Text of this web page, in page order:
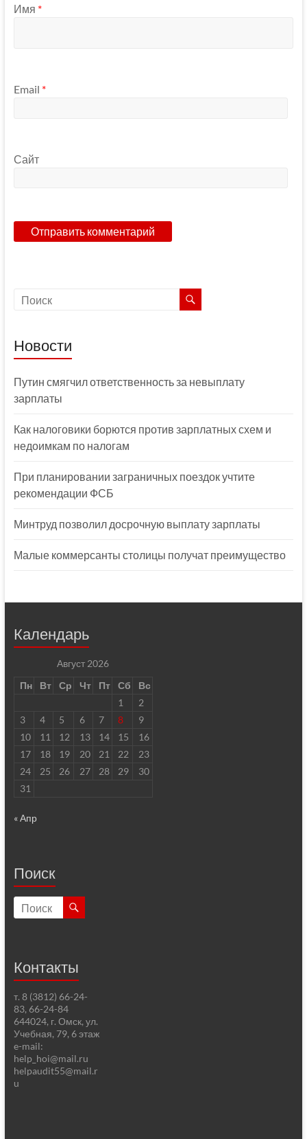
Имя *
Email *
Сайт
Новости
Путин смягчил ответственность за невыплату
зарплаты
Как налоговики борются против зарплатных схем и
недоимкам по налогам
При планировании заграничных поездок учтите
рекомендации ФСБ
Минтруд позволил досрочную выплату зарплаты
Малые коммерсанты столицы получат преимущество
Календарь
Август 2026
Пн
Вт Ср Чт Пт Сб
Вс
1
2
3
4 5 6 7 8
9
10
11 12 13 14 15
16
17
18 19 20 21 22
23
24
25 26 27 28 29
30
31
« Апр
Поиск
Контакты
т. 8 (3812) 66-24-
83, 66-24-84
644024, г. Омск, ул.
Учебная, 79, 6 этаж
e-mail:
help_hoi@mail.ru
helpaudit55@mail.r
u